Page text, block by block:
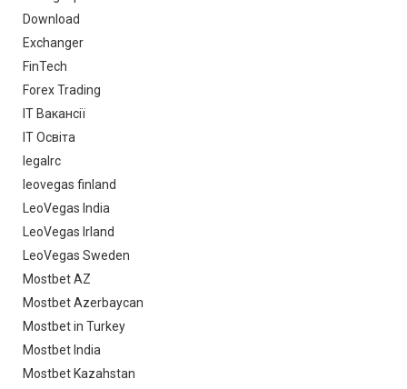
Download
Exchanger
FinTech
Forex Trading
IT Вакансії
IT Освіта
legalrc
leovegas finland
LeoVegas India
LeoVegas Irland
LeoVegas Sweden
Mostbet AZ
Mostbet Azerbaycan
Mostbet in Turkey
Mostbet India
Mostbet Kazahstan